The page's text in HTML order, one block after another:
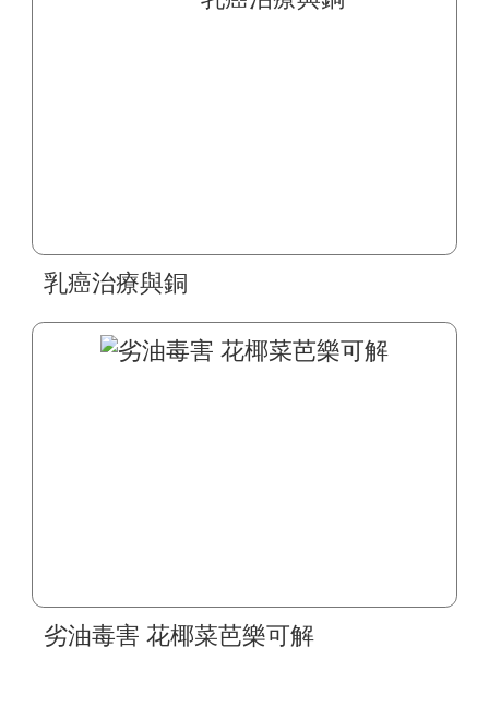
乳癌治療與銅
劣油毒害 花椰菜芭樂可解